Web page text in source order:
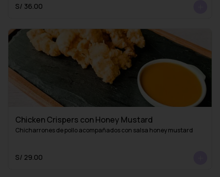
S/ 36.00
Chicken Crispers con Honey Mustard
Chicharrones de pollo acompañados con salsa honey mustard
S/ 29.00